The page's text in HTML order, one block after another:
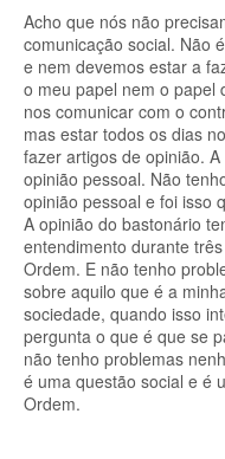
Acho que nós não
comunicação social. Não
e nem devemos estar a
o meu papel nem o papel
nos comunicar com o
mas estar todos os dias
fazer artigos de opinião.
opinião pessoal. Não
opinião pessoal e foi isso
A opinião do bastonário
entendimento durante
Ordem. E não tenho
sobre aquilo que é a
sociedade, quando isso
pergunta o que é que se
não tenho problemas
é uma questão social e é
Ordem.